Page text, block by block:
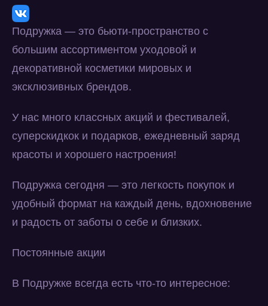
Подружка — это бьюти-пространство с
большим ассортиментом уходовой и
декоративной косметики мировых и
эксклюзивных брендов.
У нас много классных акций и фестивалей,
суперскидкок и подарков, ежедневный заряд
красоты и хорошего настроения!
Подружка сегодня — это легкость покупок и
удобный формат на каждый день, вдохновение
и радость от заботы о себе и близких.
Постоянные акции
В Подружке всегда есть что-то интересное: